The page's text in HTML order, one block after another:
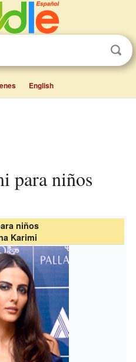
English
para niños
niños
Karimi